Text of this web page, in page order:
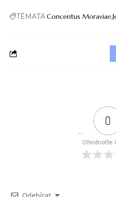
TÉMATAConcentus Moraviae
0
Ohodnoťte
Odebírat